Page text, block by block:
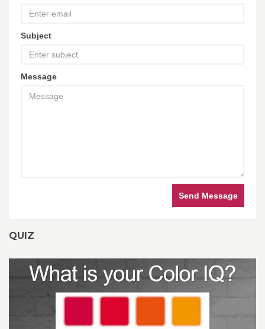
Subject
Message
Send Message
QUIZ